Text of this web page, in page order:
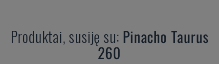
Produktai, susiję su: Pinacho Taurus
260